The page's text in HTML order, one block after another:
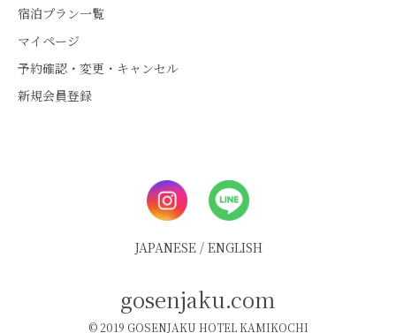
宿泊プラン一覧
マイページ
予約確認・変更・キャンセル
新規会員登録
JAPANESE/ ENGLISH
gosenjaku.com
© 2019 GOSENJAKU HOTEL KAMIKOCHI